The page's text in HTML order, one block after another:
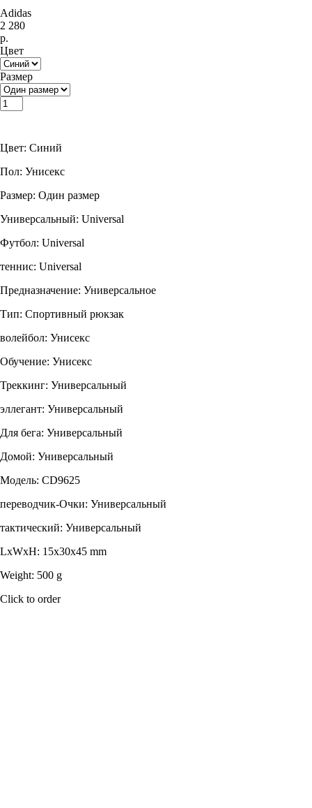
Adidas
2 280
р.
Цвет
Размер
Цвет: Синий
Пол: Унисекс
Размер: Один размер
Универсальный: Universal
Футбол: Universal
теннис: Universal
Предназначение: Универсальное
Тип: Спортивный рюкзак
волейбол: Унисекс
Обучение: Унисекс
Треккинг: Универсальный
эллегант: Универсальный
Для бега: Универсальный
Домой: Универсальный
Модель: CD9625
переводчик-Очки: Универсальный
тактический: Универсальный
LxWxH: 15x30x45 mm
Weight: 500 g
Click to order